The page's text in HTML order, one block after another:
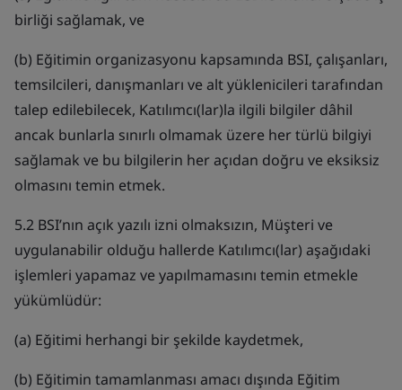
birliği sağlamak, ve
(b) Eğitimin organizasyonu kapsamında BSI, çalışanları,
temsilcileri, danışmanları ve alt yüklenicileri tarafından
talep edilebilecek, Katılımcı(lar)la ilgili bilgiler dâhil
ancak bunlarla sınırlı olmamak üzere her türlü bilgiyi
sağlamak ve bu bilgilerin her açıdan doğru ve eksiksiz
olmasını temin etmek.
5.2 BSI’nın açık yazılı izni olmaksızın, Müşteri ve
uygulanabilir olduğu hallerde Katılımcı(lar) aşağıdaki
işlemleri yapamaz ve yapılmamasını temin etmekle
yükümlüdür:
(a) Eğitimi herhangi bir şekilde kaydetmek,
(b) Eğitimin tamamlanması amacı dışında Eğitim